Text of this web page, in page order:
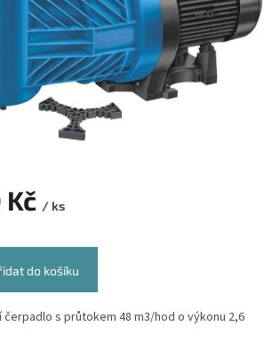
/ ks
do košíku
s průtokem 48 m3/hod o výkonu 2,6